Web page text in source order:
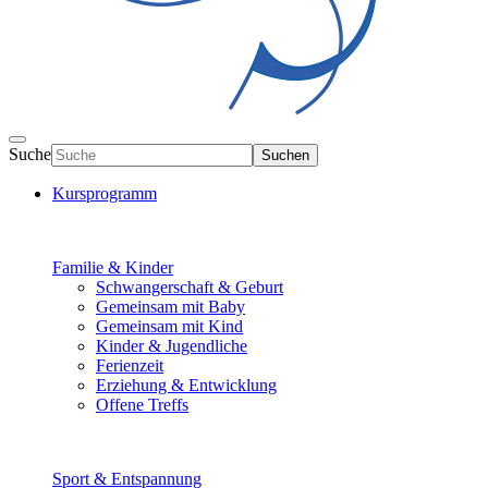
Suche Suchen
Kursprogramm
Familie & Kinder
Schwangerschaft & Geburt
Gemeinsam mit Baby
Gemeinsam mit Kind
Kinder & Jugendliche
Ferienzeit
Erziehung & Entwicklung
Offene Treffs
Sport & Entspannung